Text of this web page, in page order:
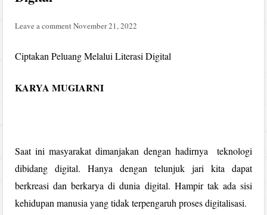
Leave a comment November 21, 2022
Ciptakan Peluang Melalui Literasi Digital
KARYA MUGIARNI
Saat ini masyarakat dimanjakan dengan hadirnya teknologi
dibidang digital. Hanya dengan telunjuk jari kita dapat
berkreasi dan berkarya di dunia digital. Hampir tak ada sisi
kehidupan manusia yang tidak terpengaruh proses digitalisasi.